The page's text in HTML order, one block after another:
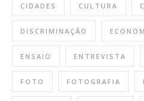
CIDADES CULTURA
DISCRIMINAÇÃO
ENSAIO ENTREVISTA
FOTO FOTOGRAFIA